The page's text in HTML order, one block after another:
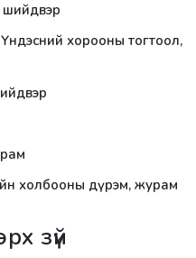
шийдвэр
хорооны тогтоол,
холбооны дүрэм, журам
зүй